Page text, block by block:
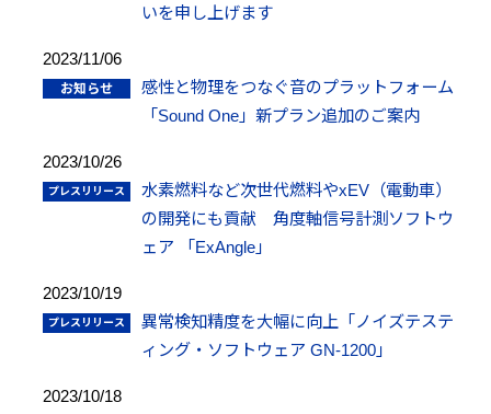
いを申し上げます
2023/11/06
感性と物理をつなぐ音のプラットフォーム
「Sound One」新プラン追加のご案内
2023/10/26
水素燃料など次世代燃料やxEV（電動車）
の開発にも貢献 角度軸信号計測ソフトウ
ェア 「ExAngle」
2023/10/19
異常検知精度を大幅に向上「ノイズテステ
ィング・ソフトウェア GN-1200」
2023/10/18